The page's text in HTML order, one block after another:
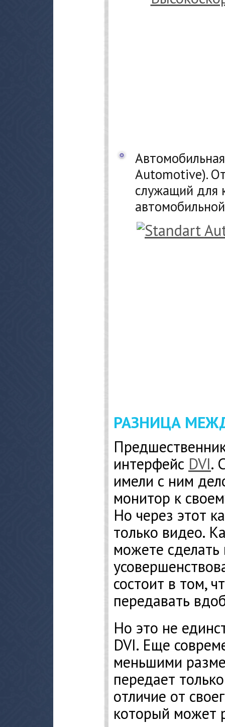
Automotive).
служащий для
РАЗНИЦА
интерфейс DVI.
имели с ним
монитор к
Но через этот
только видео.
можете
состоит в том,
передавать
Но это не
DVI. Еще
меньшими
передает
отличие от
который может